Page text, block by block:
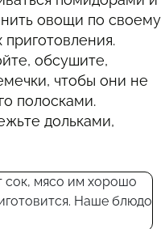
овощи по своему
приготовления.
обсушите,
чтобы они не
полосками.
дольками,